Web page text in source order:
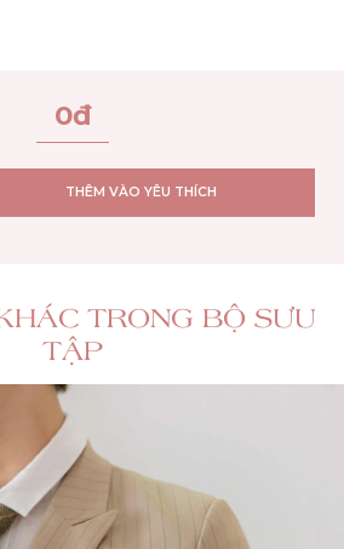
0đ
THÊM VÀO YÊU THÍCH
TRONG BỘ SƯU
TẬP